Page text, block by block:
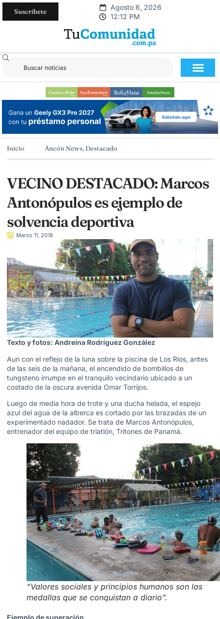
Suscríbete
Agosto 6, 2026
12:12 PM
Inicio Ancón News, Destacado
VECINO DESTACADO: Marcos
Antonópulos es ejemplo de
solvencia deportiva
Marzo 11, 2018
Texto y fotos: Andreína Rodríguez González
Aun con el reflejo de la luna sobre la piscina de Los Ríos, antes
de las seis de la mañana, el encendido de bombillos de
tungsteno irrumpe en el tranquilo vecindario ubicado a un
costado de la oscura avenida Omar Torrijos.
Luego de media hora de trote y una ducha helada, el espejo
azul del agua de la alberca es cortado por las brazadas de un
experimentado nadador. Se trata de Marcos Antonópulos,
entrenador del equipo de triatlón, Tritones de Panamá.
“Valores sociales y principios humanos son las
medallas que se conquistan a diario”.
Ejemplo de superación